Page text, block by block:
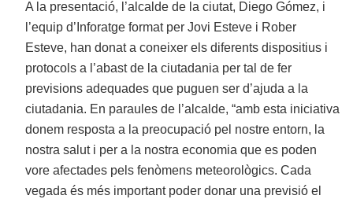
A la presentació, l’alcalde de la ciutat, Diego Gómez, i
l’equip d’Inforatge format per Jovi Esteve i Rober
Esteve, han donat a coneixer els diferents dispositius i
protocols a l’abast de la ciutadania per tal de fer
previsions adequades que puguen ser d’ajuda a la
ciutadania. En paraules de l’alcalde, “amb esta iniciativa
donem resposta a la preocupació pel nostre entorn, la
nostra salut i per a la nostra economia que es poden
vore afectades pels fenòmens meteorològics. Cada
vegada és més important poder donar una previsió el